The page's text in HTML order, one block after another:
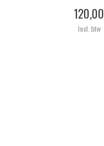
120,00
Incl. btw